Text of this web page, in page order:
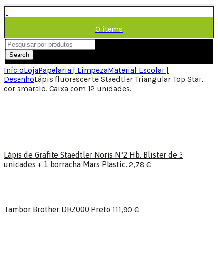
0 items
/ 0,00€
Menu
Search
InícioLojaPapelaria | LimpezaMaterial Escolar |
DesenhoLápis fluorescente Staedtler Triangular Top Star,
cor amarelo. Caixa com 12 unidades.
Lápis de Grafite Staedtler Noris Nº2 Hb. Blister de 3
unidades + 1 borracha Mars Plastic. 2,78 €
Tambor Brother DR2000 Preto 111,90 €